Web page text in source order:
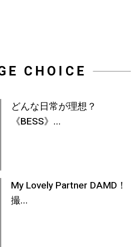
CHOICE
どんな日常が理想？
《BESS》...
My Lovely Partner DAMD！
撮...